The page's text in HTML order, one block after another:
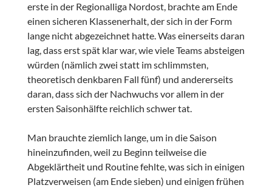
erste in der Regionalliga Nordost, brachte am Ende
einen sicheren Klassenerhalt, der sich in der Form
lange nicht abgezeichnet hatte. Was einerseits daran
lag, dass erst spät klar war, wie viele Teams absteigen
würden (nämlich zwei statt im schlimmsten,
theoretisch denkbaren Fall fünf) und andererseits
daran, dass sich der Nachwuchs vor allem in der
ersten Saisonhälfte reichlich schwer tat.
Man brauchte ziemlich lange, um in die Saison
hineinzufinden, weil zu Beginn teilweise die
Abgeklärtheit und Routine fehlte, was sich in einigen
Platzverweisen (am Ende sieben) und einigen frühen